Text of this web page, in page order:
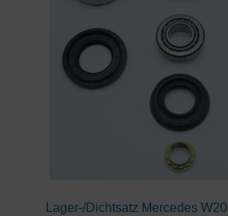
Lager-/Dichtsatz Mercedes